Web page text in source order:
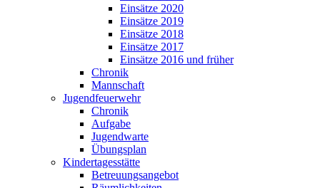
Einsätze 2020
Einsätze 2019
Einsätze 2018
Einsätze 2017
Einsätze 2016 und früher
Chronik
Mannschaft
Jugendfeuerwehr
Chronik
Aufgabe
Jugendwarte
Übungsplan
Kindertagesstätte
Betreuungsangebot